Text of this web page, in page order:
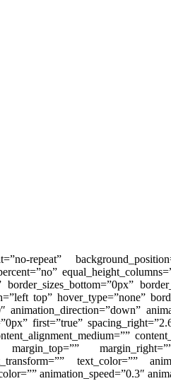
repeat”
top” hover_type=”none”
margin_top=””
text_color=””
animation_speed=”0.3″